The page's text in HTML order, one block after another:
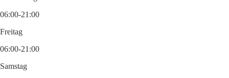
06:00-21:00
Freitag
06:00-21:00
Samstag